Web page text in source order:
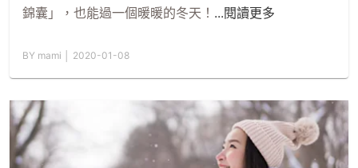
錦囊」，也能過一個暖暖的冬天！ ...閱讀更多
BY mami │ 2020-01-08